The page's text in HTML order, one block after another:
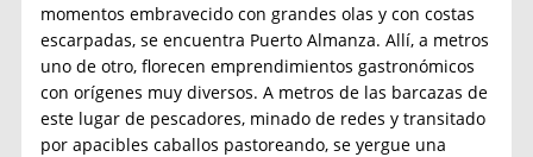
momentos embravecido con grandes olas y con costas
escarpadas, se encuentra Puerto Almanza. Allí, a metros
uno de otro, florecen emprendimientos gastronómicos
con orígenes muy diversos. A metros de las barcazas de
este lugar de pescadores, minado de redes y transitado
por apacibles caballos pastoreando, se yergue una